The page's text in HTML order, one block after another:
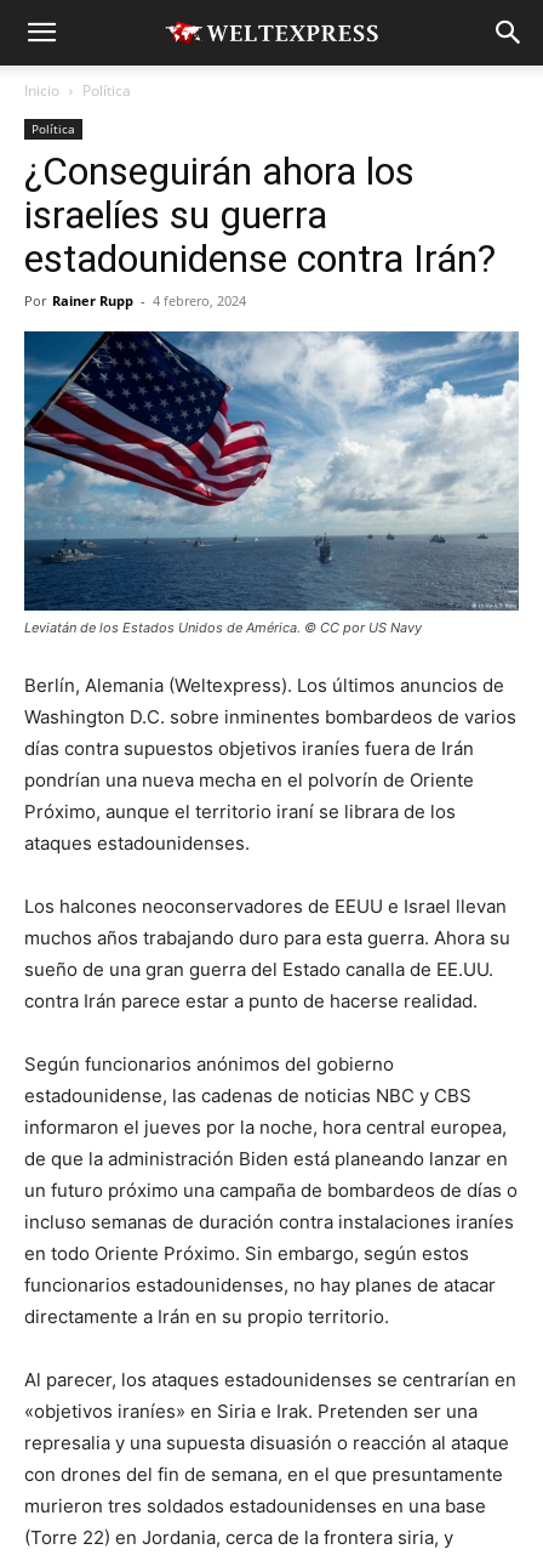
Inicio Política
Política
¿Conseguirán ahora los
israelíes su guerra
estadounidense contra Irán?
Por Rainer Rupp - 4 febrero, 2024
Leviatán de los Estados Unidos de América. © CC por US Navy
Berlín, Alemania (Weltexpress). Los últimos anuncios de
Washington D.C. sobre inminentes bombardeos de varios
días contra supuestos objetivos iraníes fuera de Irán
pondrían una nueva mecha en el polvorín de Oriente
Próximo, aunque el territorio iraní se librara de los
ataques estadounidenses.
Los halcones neoconservadores de EEUU e Israel llevan
muchos años trabajando duro para esta guerra. Ahora su
sueño de una gran guerra del Estado canalla de EE.UU.
contra Irán parece estar a punto de hacerse realidad.
Según funcionarios anónimos del gobierno
estadounidense, las cadenas de noticias NBC y CBS
informaron el jueves por la noche, hora central europea,
de que la administración Biden está planeando lanzar en
un futuro próximo una campaña de bombardeos de días o
incluso semanas de duración contra instalaciones iraníes
en todo Oriente Próximo. Sin embargo, según estos
funcionarios estadounidenses, no hay planes de atacar
directamente a Irán en su propio territorio.
Al parecer, los ataques estadounidenses se centrarían en
«objetivos iraníes» en Siria e Irak. Pretenden ser una
represalia y una supuesta disuasión o reacción al ataque
con drones del fin de semana, en el que presuntamente
murieron tres soldados estadounidenses en una base
(Torre 22) en Jordania, cerca de la frontera siria, y